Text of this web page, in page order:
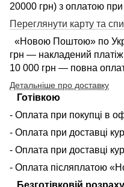
20000 грн) з оплатою при
Переглянути карту та
«Новою Поштою» по
грн — накладений
10 000 грн — повна
Детальніше про доставку
Готівкою
- Оплата при покупці в
- Оплата при доставці
- Оплата при доставці
- Оплата післяплатою
Безготівковій